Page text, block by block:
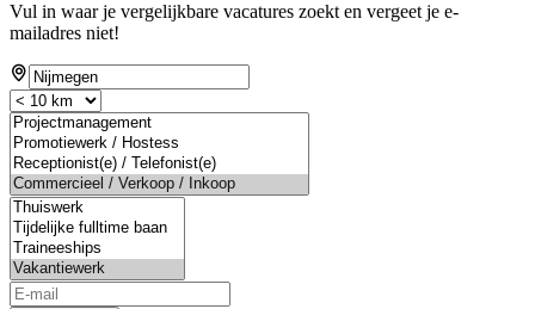
Vul in waar je vergelijkbare vacatures zoekt en vergeet je e-
mailadres niet!